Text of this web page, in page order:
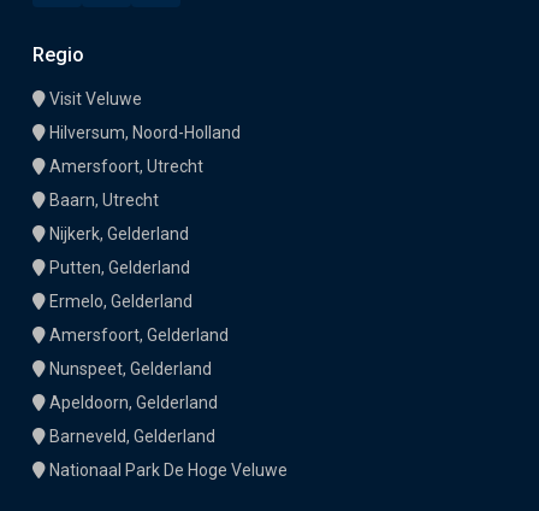
Regio
Visit Veluwe
Hilversum, Noord-Holland
Amersfoort, Utrecht
Baarn, Utrecht
Nijkerk, Gelderland
Putten, Gelderland
Ermelo, Gelderland
Amersfoort, Gelderland
Nunspeet, Gelderland
Apeldoorn, Gelderland
Barneveld, Gelderland
Nationaal Park De Hoge Veluwe